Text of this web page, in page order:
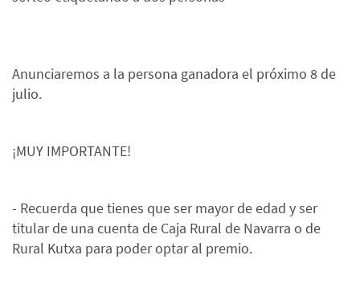
Anunciaremos a la persona ganadora el próximo 8 de
julio.
¡MUY IMPORTANTE!
- Recuerda que tienes que ser mayor de edad y ser
titular de una cuenta de Caja Rural de Navarra o de
Rural Kutxa para poder optar al premio.